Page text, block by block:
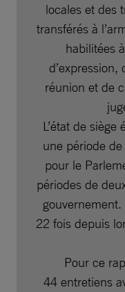
locales et des
transférés à
habilitées
d’expression,
réunion et de
L’état de
une période
pour le
périodes de
22 fois depuis
Pour ce
44 entretiens